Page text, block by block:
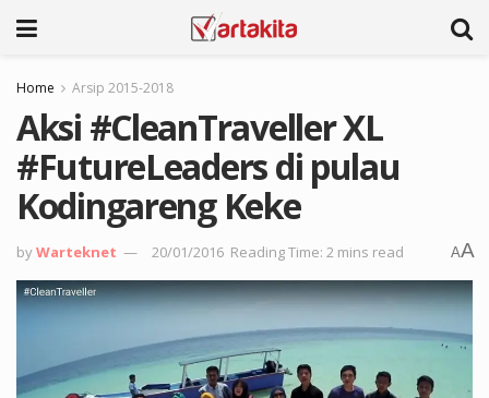
Home Arsip 2015-2018
Aksi #CleanTraveller XL
#FutureLeaders di pulau
Kodingareng Keke
byWarteknet 20/01/2016 Reading Time: 2 mins read AA